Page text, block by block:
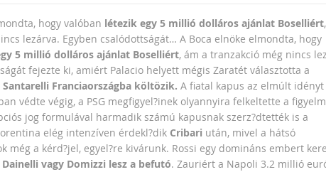
hogy valóban létezik egy 5 millió dolláros ajánlat Boselliért
lezárva. Egyben csalódottságát… A Boca elnöke elmondta, hogy
5 millió dolláros ajánlat Boselliért, ám a tranzakció még nincs
fejezte ki, amiért Palacio helyett mégis Zaratét választotta a
Santarelli Franciaországba költözik. A fiatal kapus az elmúlt idényt
védte végig, a PSG megfigyel?inek olyannyira felkeltette a
jog formulával harmadik számú kapusnak szerz?dtették is a
elég intenzíven érdekl?dik Cribari után, mivel a hátsó
még a kérd?jel, egyel?re kivárunk. Rossi egy domináns embert
Dainelli vagy Domizzi lesz a befutó. Zauriért a Napoli 3.2 millió